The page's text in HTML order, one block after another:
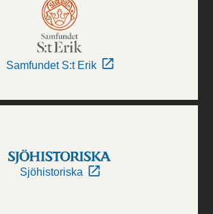
Samfundet S:t Erik
Sjöhistoriska